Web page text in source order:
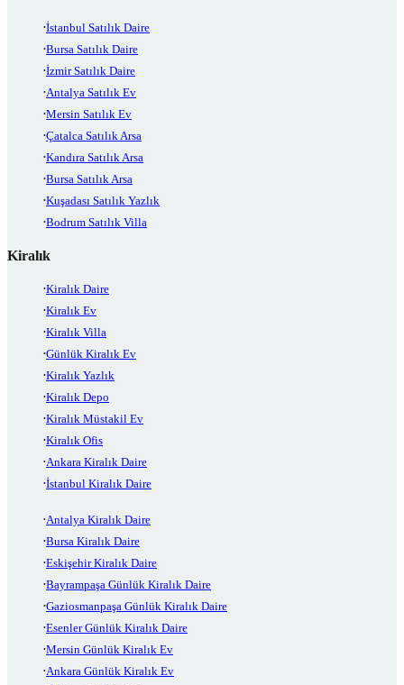
İstanbul Satılık Daire
Bursa Satılık Daire
İzmir Satılık Daire
Antalya Satılık Ev
Mersin Satılık Ev
Çatalca Satılık Arsa
Kandıra Satılık Arsa
Bursa Satılık Arsa
Kuşadası Satılık Yazlık
Bodrum Satılık Villa
Kiralık
Kiralık Daire
Kiralık Ev
Kiralık Villa
Günlük Kiralık Ev
Kiralık Yazlık
Kiralık Depo
Kiralık Müstakil Ev
Kiralık Ofis
Ankara Kiralık Daire
İstanbul Kiralık Daire
Antalya Kiralık Daire
Bursa Kiralık Daire
Eskişehir Kiralık Daire
Bayrampaşa Günlük Kiralık Daire
Gaziosmanpaşa Günlük Kiralık Daire
Esenler Günlük Kiralık Daire
Mersin Günlük Kiralık Ev
Ankara Günlük Kiralık Ev